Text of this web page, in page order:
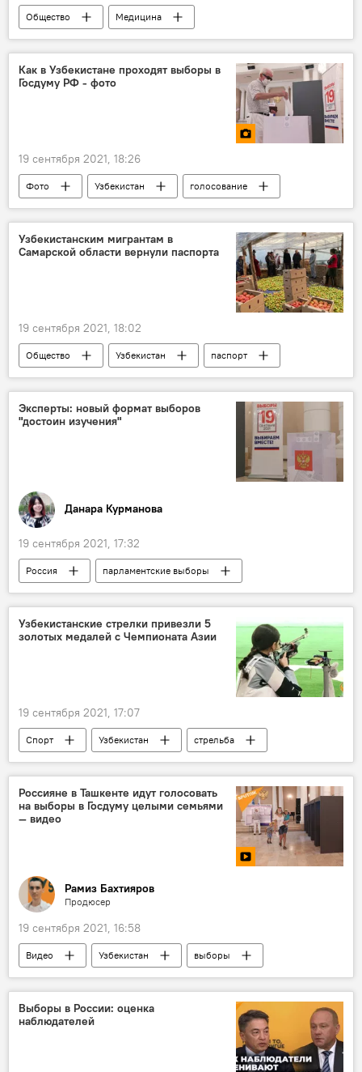
Общество
Медицина
трансплантация органов
Как в Узбекистане проходят выборы в
Госдуму РФ - фото
19 сентября 2021, 18:26
Фото Узбекистан
голосование
парламентские выборы
Узбекистанским мигрантам в
Самарской области вернули паспорта
19 сентября 2021, 18:02
Общество Узбекистан
паспорт
трудовые мигранты
Эксперты: новый формат выборов
"достоин изучения"
Данара Курманова
19 сентября 2021, 17:32
Россия парламентские выборы
Узбекистанские стрелки привезли 5
золотых медалей с Чемпионата Азии
19 сентября 2021, 17:07
Спорт Узбекистан
стрельба
Чемпионат Азии
Россияне в Ташкенте идут голосовать
на выборы в Госдуму целыми семьями
— видео
Рамиз Бахтияров
Продюсер
19 сентября 2021, 16:58
Видео Узбекистан
выборы
Посольство России в Узбекистане
Выборы в России: оценка
наблюдателей